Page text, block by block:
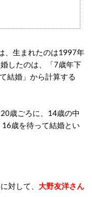
、生まれたのは1997年
したのは、「7歳年下
結婚」から計算する
歳ごろに、14歳の中
歳を待って結婚とい
対して、 大野友洋さん